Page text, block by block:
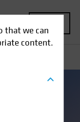
that we can
content.